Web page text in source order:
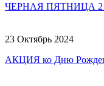
ЧЕРНАЯ ПЯТНИЦА
23 Октябрь 2024
АКЦИЯ ко Дню